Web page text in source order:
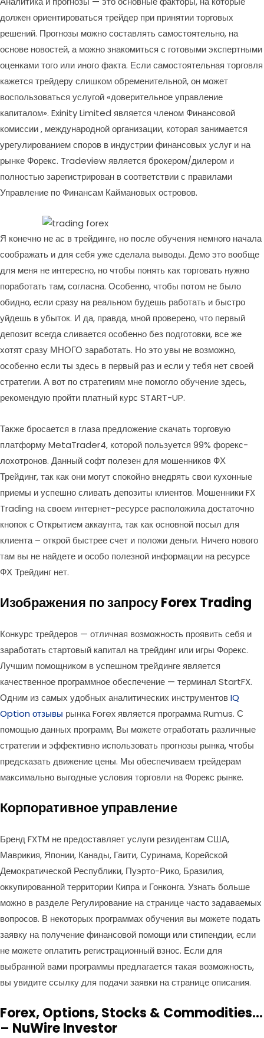
должен ориентироваться трейдер при принятии торговых
решений. Прогнозы можно составлять самостоятельно, на
основе новостей, а можно знакомиться с готовыми экспертными
оценками того или иного факта. Если самостоятельная торговля
кажется трейдеру слишком обременительной, он может
воспользоваться услугой «доверительное управление
капиталом». Exinity Limited является членом Финансовой
комиссии , международной организации, которая занимается
урегулированием споров в индустрии финансовых услуг и на
рынке Форекс. Tradeview является брокером/дилером и
полностью зарегистрирован в соответствии с правилами
Управление по Финансам Каймановых островов.
Я конечно не ас в трейдинге, но после обучения немного начала
соображать и для себя уже сделала выводы. Демо это вообще
для меня не интересно, но чтобы понять как торговать нужно
поработать там, согласна. Особенно, чтобы потом не было
обидно, если сразу на реальном будешь работать и быстро
уйдешь в убыток. И да, правда, мной проверено, что первый
депозит всегда сливается особенно без подготовки, все же
хотят сразу МНОГО заработать. Но это увы не возможно,
особенно если ты здесь в первый раз и если у тебя нет своей
стратегии. А вот по стратегиям мне помогло обучение здесь,
рекомендую пройти платный курс START-UP.
Также бросается в глаза предложение скачать торговую
платформу MetaTrader4, которой пользуется 99% форекс-
лохотронов. Данный софт полезен для мошенников ФХ
Трейдинг, так как они могут спокойно внедрять свои кухонные
приемы и успешно сливать депозиты клиентов. Мошенники FX
Trading на своем интернет-ресурсе расположила достаточно
кнопок с Открытием аккаунта, так как основной посыл для
клиента – открой быстрее счет и положи деньги. Ничего нового
там вы не найдете и особо полезной информации на ресурсе
ФХ Трейдинг нет.
Изображения по запросу Forex Trading
Конкурс трейдеров — отличная возможность проявить себя и
заработать стартовый капитал на трейдинг или игры Форекс.
Лучшим помощником в успешном трейдинге является
качественное программное обеспечение — терминал StartFX.
Одним из самых удобных аналитических инструментовIQ
Option отзывы рынка Forex является программа Rumus. С
помощью данных программ, Вы можете отработать различные
стратегии и эффективно использовать прогнозы рынка, чтобы
предсказать движение цены. Мы обеспечиваем трейдерам
максимально выгодные условия торговли на Форекс рынке.
Корпоративное управление
Бренд FXTM не предоставляет услуги резидентам США,
Маврикия, Японии, Канады, Гаити, Суринама, Корейской
Демократической Республики, Пуэрто-Рико, Бразилия,
оккупированной территории Кипра и Гонконга. Узнать больше
можно в разделе Регулирование на странице часто задаваемых
вопросов. В некоторых программах обучения вы можете подать
заявку на получение финансовой помощи или стипендии, если
не можете оплатить регистрационный взнос. Если для
выбранной вами программы предлагается такая возможность,
вы увидите ссылку для подачи заявки на странице описания.
Forex, Options, Stocks & Commodities…
– NuWire Investor